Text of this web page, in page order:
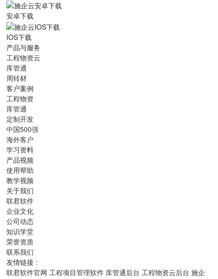
安卓下载
IOS下载
产品与服务
工程物资云
库管通
周转材
客户案例
工程物资
库管通
定制开发
中国500强
海外客户
学习资料
产品视频
使用帮助
教学视频
关于我们
联君软件
企业文化
公司动态
知识学堂
荣誉资质
联系我们
友情链接 :
联君软件官网 工程项目管理软件 库管通后台 工程物资云后台 施企